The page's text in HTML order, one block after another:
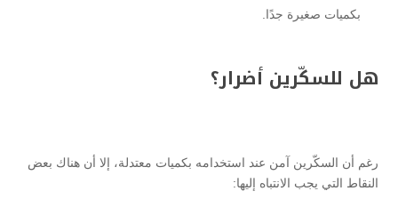
بكميات صغيرة جدًا.
هل للسكّرين أضرار؟
رغم أن السكّرين آمن عند استخدامه بكميات معتدلة، إلا أن هناك بعض
النقاط التي يجب الانتباه إليها: